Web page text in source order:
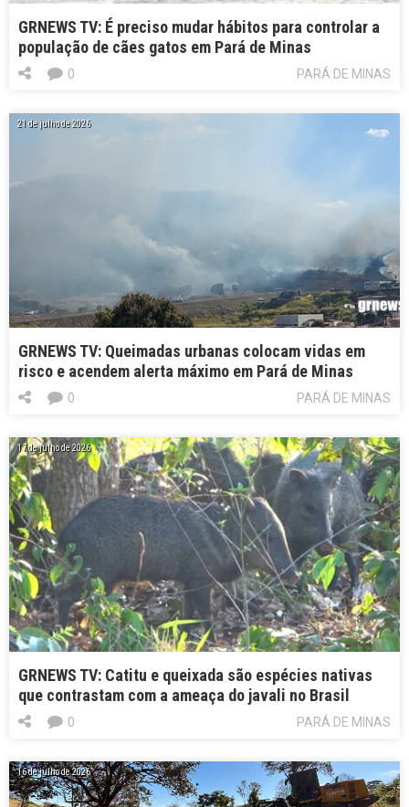
GRNEWS TV: É preciso mudar hábitos para controlar a
população de cães gatos em Pará de Minas
PARÁ DE MINAS
0
21 de julho de 2026
GRNEWS TV: Queimadas urbanas colocam vidas em
risco e acendem alerta máximo em Pará de Minas
PARÁ DE MINAS
0
17 de julho de 2026
GRNEWS TV: Catitu e queixada são espécies nativas
que contrastam com a ameaça do javali no Brasil
PARÁ DE MINAS
0
16 de julho de 2026